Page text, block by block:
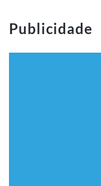
Publicidade